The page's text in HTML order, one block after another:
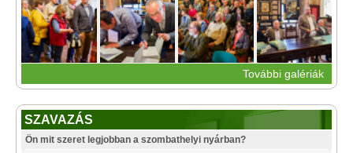
További galériák
SZAVAZÁS
Ön mit szeret legjobban a szombathelyi nyárban?